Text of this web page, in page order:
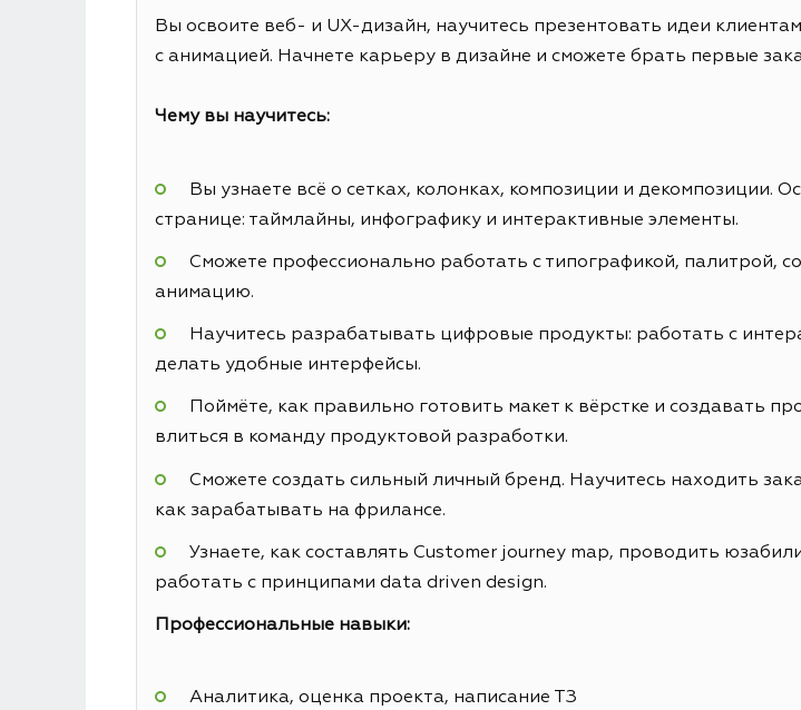
Вы освоите веб- и UX-дизайн, научитесь презентовать идеи
с анимацией. Начнете карьеру в дизайне и сможете брать первые
Чему вы научитесь:
Вы узнаете всё о сетках, колонках, композиции и декомпозиции.
странице: таймлайны, инфографику и интерактивные элементы.
Сможете профессионально работать с типографикой, палитрой,
анимацию.
Научитесь разрабатывать цифровые продукты: работать с
делать удобные интерфейсы.
Поймёте, как правильно готовить макет к вёрстке и создавать
влиться в команду продуктовой разработки.
Сможете создать сильный личный бренд. Научитесь находить
как зарабатывать на фрилансе.
Узнаете, как составлять Customer journey map, проводить
работать с принципами data driven design.
Профессиональные навыки:
Аналитика, оценка проекта, написание ТЗ